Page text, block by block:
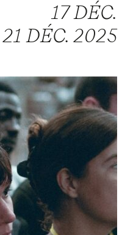
17 DÉC.
DÉC. 2025